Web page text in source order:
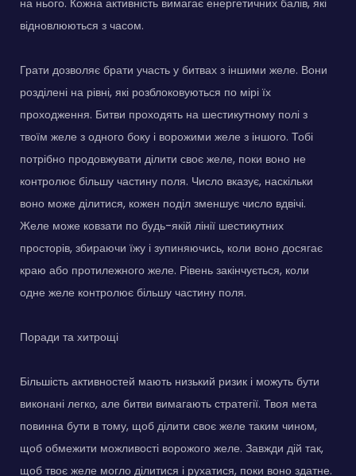
на нього. Кожна активність вимагає енергетичних балів, які
відновлюються з часом.
Грати дозволяє брати участь у битвах з іншими желе. Вони
розділені на рівні, які розблоковуються по мірі їх
проходження. Битви проходять на шестикутному полі з
твоїм желе з одного боку і ворожими желе з іншого. Тобі
потрібно продовжувати ділити своє желе, поки воно не
контролює більшу частину поля. Число вказує, наскільки
воно може ділитися, кожен поділ зменшує число вдвічі.
Желе може ковзати по будь-якій лінії шестикутних
просторів, збираючи їжу і зупиняючись, коли воно досягає
краю або протилежного желе. Рівень закінчується, коли
одне желе контролює більшу частину поля.
Поради та хитрощі
Більшість активностей мають низький ризик і можуть бути
виконані легко, але битви вимагають стратегії. Твоя мета
повинна бути в тому, щоб ділити своє желе таким чином,
щоб обмежити можливості ворожого желе. Завжди дій так,
щоб твоє желе могло ділитися і рухатися, поки воно здатне.